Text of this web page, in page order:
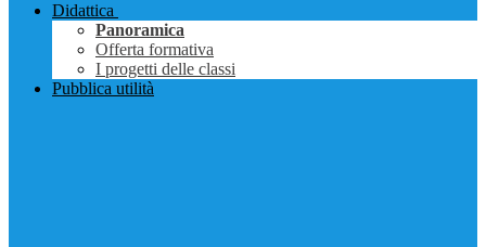
Didattica
Panoramica
Offerta formativa
I progetti delle classi
Pubblica utilità